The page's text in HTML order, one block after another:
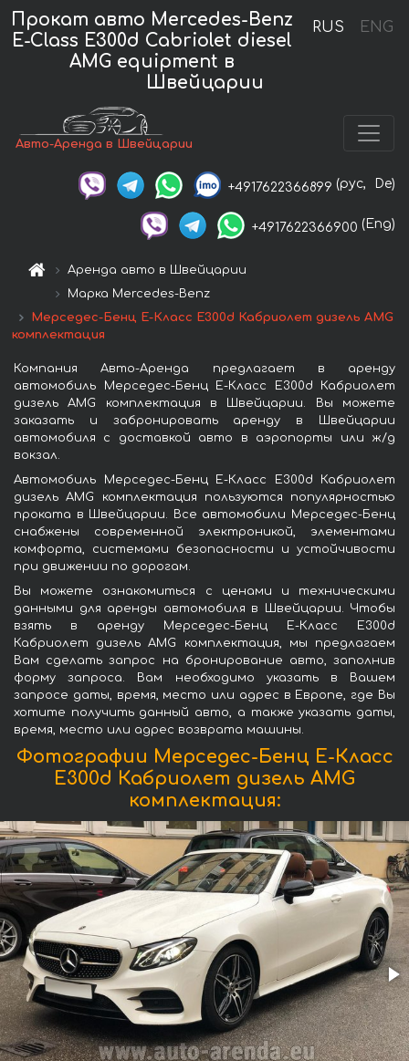
RUS ENG
Прокат авто Mercedes-Benz
E-Class E300d Cabriolet diesel
AMG equipment в
Швейцарии
Авто-Аренда в Швейцарии
+4917622366899 (рус, De)
+4917622366900 (Eng)
Аренда авто в Швейцарии
Марка Mercedes-Benz
Мерседес-Бенц Е-Класс Е300d Кабриолет дизель AMG
комплектация
Компания Авто-Аренда предлагает в аренду
автомобиль Мерседес-Бенц Е-Класс Е300d Кабриолет
дизель AMG комплектация в Швейцарии. Вы можете
заказать и забронировать аренду в Швейцарии
автомобиля с доставкой авто в аэропорты или ж/д
вокзал.
Автомобиль Мерседес-Бенц Е-Класс Е300d Кабриолет
дизель AMG комплектация пользуются популярностью
проката в Швейцарии. Все автомобили Мерседес-Бенц
снабжены современной электроникой, элементами
комфорта, системами безопасности и устойчивости
при движении по дорогам.
Вы можете ознакомиться с ценами и техническими
данными для аренды автомобиля в Швейцарии. Чтобы
взять в аренду Мерседес-Бенц Е-Класс Е300d
Кабриолет дизель AMG комплектация, мы предлагаем
Вам сделать запрос на бронирование авто, заполнив
форму запроса. Вам необходимо указать в Вашем
запросе даты, время, место или адрес в Европе, где Вы
хотите получить данный авто, а также указать даты,
время, место или адрес возврата машины.
Фотографии Мерседес-Бенц Е-Класс
Е300d Кабриолет дизель AMG
комплектация: